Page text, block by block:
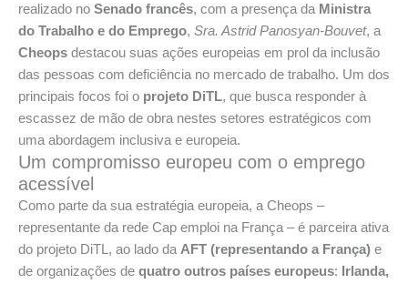
realizado no Senado francês, com a presença da Ministra
do Trabalho e do Emprego, Sra. Astrid Panosyan-Bouvet, a
Cheops destacou suas ações europeias em prol da inclusão
das pessoas com deficiência no mercado de trabalho. Um dos
principais focos foi o projeto DiTL, que busca responder à
escassez de mão de obra nestes setores estratégicos com
uma abordagem inclusiva e europeia.
Um compromisso europeu com o emprego
acessível
Como parte da sua estratégia europeia, a Cheops –
representante da rede Cap emploi na França – é parceira ativa
do projeto DiTL, ao lado da AFT (representando a França) e
de organizações de quatro outros países europeus:
Irlanda,